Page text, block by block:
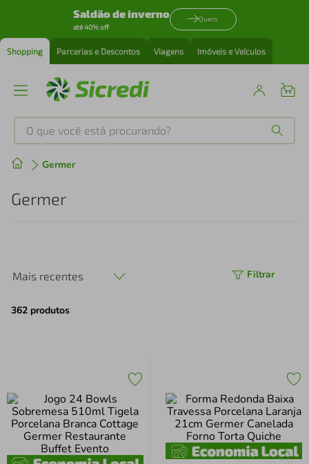
Saldão de inverno
até 40% off
Quero
Shopping Parcerias e Descontos Viagens Imóveis e Veículos
O que você está procurando?
Germer
Germer
Mais recentes Filtrar
362 produtos
Produtos mais buscados
perfume
4º air fryer